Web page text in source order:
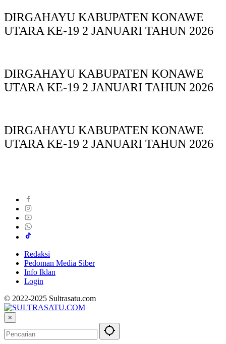
DIRGAHAYU KABUPATEN KONAWE
UTARA KE-19 2 JANUARI TAHUN 2026
DIRGAHAYU KABUPATEN KONAWE
UTARA KE-19 2 JANUARI TAHUN 2026
DIRGAHAYU KABUPATEN KONAWE
UTARA KE-19 2 JANUARI TAHUN 2026
Redaksi
Pedoman Media Siber
Info Iklan
Login
© 2022-2025 Sultrasatu.com
×